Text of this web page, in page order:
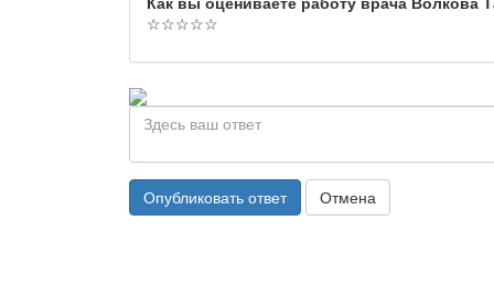
☆☆☆☆☆
Опубликовать ответ Отмена